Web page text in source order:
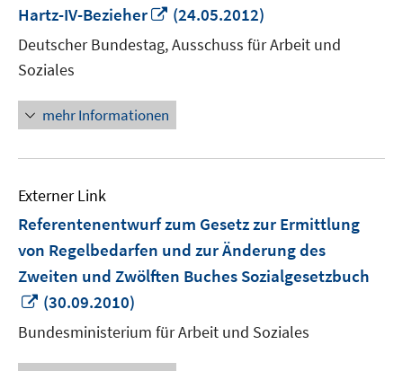
Hartz-IV-Bezieher
In
neuem
Fenster
(24.05.2012)
Deutscher Bundestag, Ausschuss für Arbeit und
Soziales
mehr Informationen
Externer Link
Referentenentwurf zum Gesetz zur Ermittlung
von Regelbedarfen und zur Änderung des
Zweiten und Zwölften Buches Sozialgesetzbuch
In
neuem
Fenster
öffnen
(30.09.2010)
Bundesministerium für Arbeit und Soziales